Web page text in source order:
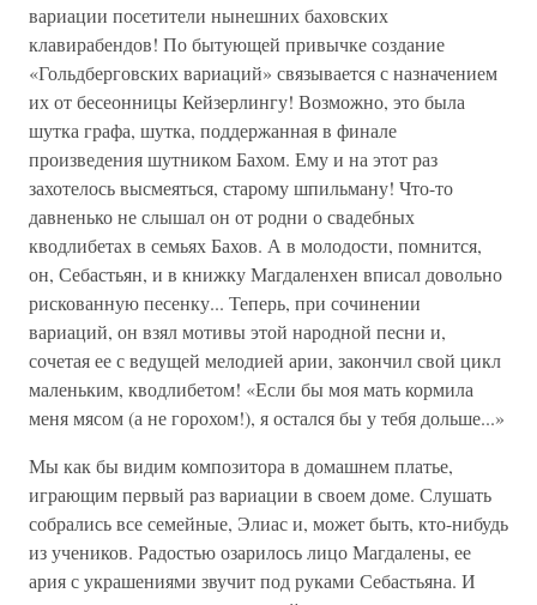
вариации посетители нынешних баховских
клавирабендов! По бытующей привычке создание
«Гольдберговских вариаций» связывается с назначением
их от бесеонницы Кейзерлингу! Возможно, это была
шутка графа, шутка, поддержанная в финале
произведения шутником Бахом. Ему и на этот раз
захотелось высмеяться, старому шпильману! Что-то
давненько не слышал он от родни о свадебных
кводлибетах в семьях Бахов. А в молодости, помнится,
он, Себастьян, и в книжку Магдаленхен вписал довольно
рискованную песенку... Теперь, при сочинении
вариаций, он взял мотивы этой народной песни и,
сочетая ее с ведущей мелодией арии, закончил свой цикл
маленьким, кводлибетом! «Если бы моя мать кормила
меня мясом (а не горохом!), я остался бы у тебя дольше...»
Мы как бы видим композитора в домашнем платье,
играющим первый раз вариации в своем доме. Слушать
собрались все семейные, Элиас и, может быть, кто-нибудь
из учеников. Радостью озарилось лицо Магдалены, ее
ария с украшениями звучит под руками Себастьяна. И